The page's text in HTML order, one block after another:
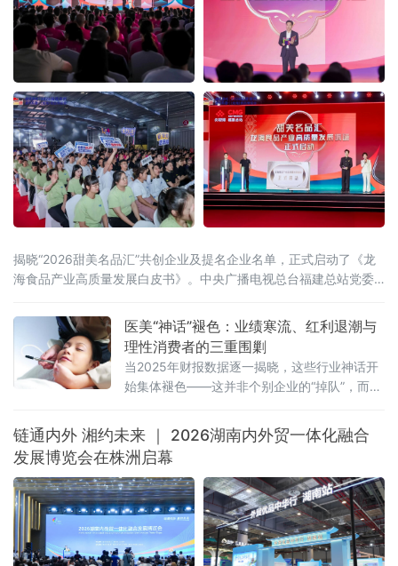
揭晓“2026甜美名品汇”共创企业及提名企业名单，正式启动了《龙
海食品产业高质量发展白皮书》。中央广播电视总台福建总站党委
科学家应铁进，福建省食品工业协会会长刘宜锋，中央电视台财经
评论员刘戈，漳州市龙海区
医美“神话”褪色：业绩寒流、红利退潮与
理性消费者的三重围剿
当2025年财报数据逐一揭晓，这些行业神话开
始集体褪色——这并非个别企业的“掉队”，而是
链通内外 湘约未来 ｜ 2026湖南内外贸一体化融合
发展博览会在株洲启幕